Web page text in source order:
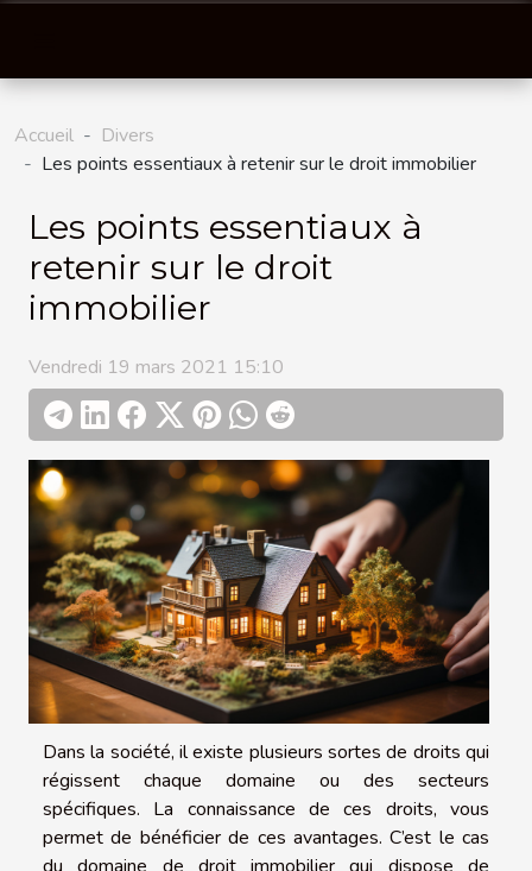
Accueil
Divers
Les points essentiaux à retenir sur le droit immobilier
Les points essentiaux à
retenir sur le droit
immobilier
Vendredi 19 mars 2021 15:10
Dans la société, il existe plusieurs sortes de droits qui
régissent chaque domaine ou des secteurs
spécifiques. La connaissance de ces droits, vous
permet de bénéficier de ces avantages. C’est le cas